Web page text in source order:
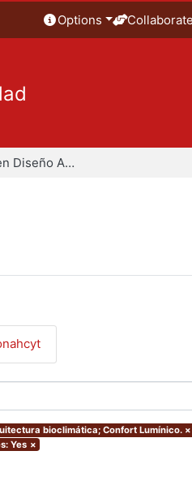
Options Collaborate
Especialidad en Diseño Ambiental
bioclimática; Confort Lumínico. ×
Yes ×